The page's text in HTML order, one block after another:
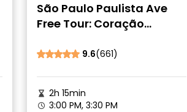
São Paulo Paulista Ave
Free Tour: Coração
9.6(661)
2h 15min
3:00 PM, 3:30 PM